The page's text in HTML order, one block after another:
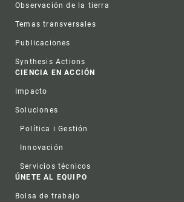
Observación de la tierra
Temas transversales
Publicaciones
Synthesis Actions
CIENCIA EN ACCIÓN
Impacto
Soluciones
Política i Gestión
Innovación
Servicios técnicos
ÚNETE AL EQUIPO
Bolsa de trabajo